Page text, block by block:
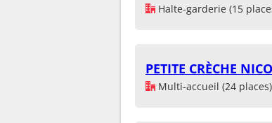
Halte-garderie (15
PETITE CRÈCHE
Multi-accueil (24 places)